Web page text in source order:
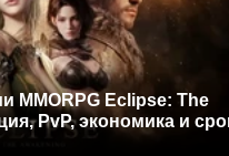
MMORPG Eclipse: The
PvP, экономика и